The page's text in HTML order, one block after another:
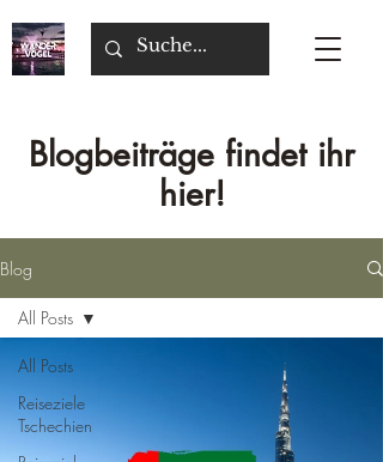
Blogbeiträge findet ihr
hier!
Blog
All Posts
Reiseziele
Tschechien
All Posts